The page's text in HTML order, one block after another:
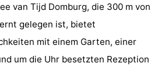
van Tijd Domburg, die 300 m von
gelegen ist, bietet
mit einem Garten, einer
um die Uhr besetzten Rezeption